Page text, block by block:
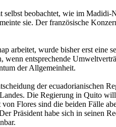
beobachtet, wie im
sie. Der französische
arbeitet, wurde bisher erst eine
entsprechende
der Allgemeinheit.
der ecuadorianischen
Die Regierung in Quito
Flores sind die beiden
Präsident habe sich in seinen